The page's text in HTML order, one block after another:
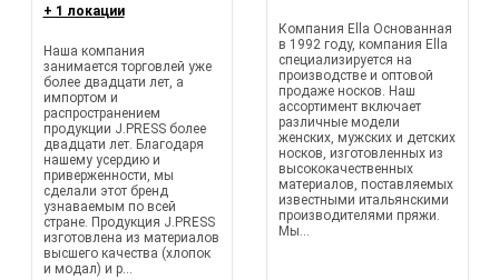
+ 1 локации
Наша компания
занимается торговлей уже
более двадцати лет, а
импортом и
распространением
продукции J.PRESS более
двадцати лет. Благодаря
нашему усердию и
приверженности, мы
сделали этот бренд
узнаваемым по всей
стране. Продукция J.PRESS
изготовлена из материалов
высшего качества (хлопок
и модал) и р...
Компания Ella Основанная
в 1992 году, компания Ella
специализируется на
производстве и оптовой
продаже носков. Наш
ассортимент включает
различные модели
женских, мужских и детских
носков, изготовленных из
высококачественных
материалов, поставляемых
известными итальянскими
производителями пряжи.
Мы...